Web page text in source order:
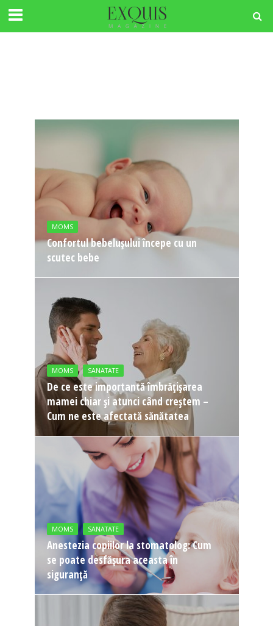
MOMS
Confortul bebelușului începe cu un
scutec bebe
MOMS SANATATE
De ce este importantă îmbrățișarea
mamei chiar și atunci când creștem –
Cum ne este afectată sănătatea
MOMS SANATATE
Anestezia copiilor la stomatolog: Cum
se poate desfășura aceasta în
siguranță